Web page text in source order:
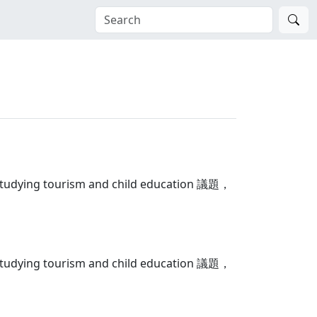
tourism and child education 議題，
tourism and child education 議題，